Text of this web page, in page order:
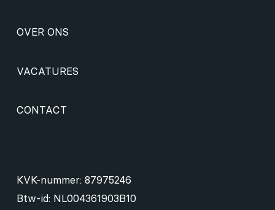
OVER ONS
VACATURES
CONTACT
KVK-nummer: 87975246
Btw-id: NL004361903B10